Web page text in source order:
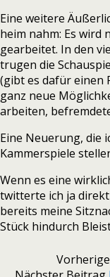
Eine weitere
heim nahm: Es
gearbeitet. In den
trugen die
(gibt es dafür einen
ganz neue
arbeiten,
Eine Neuerung, die
Kammerspiele
Wenn es eine
twitterte ich ja
bereits meine
Stück hindurch